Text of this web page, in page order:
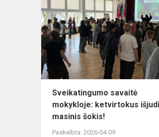
Sveikatingumo savaitė
mokykloje: ketvirtokus
masinis šokis!
Paskelbta: 2026-04-09